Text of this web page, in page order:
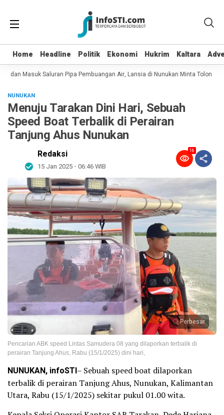
Home Headline Politik Ekonomi Hukrim Kaltara
Home Headline Politik Ekonomi Hukrim Kaltara
dan Masuk Saluran Pipa Pembuangan Air, Lansia di Nunukan Minta Tolong
NUNUKAN
Menuju Tarakan Dini Hari, Sebuah
Speed Boat Terbalik di Perairan
Tanjung Ahus Nunukan
Redaksi
15 Jan 2025 - 06:46 WIB
16
Perbesar
Pencarian ABK speed Lintas Samudera 08 yang dilaporkan terbalik di
perairan Tanjung Ahus, Rabu (15/1/2025) dini hari,
NUNUKAN, infoSTI– Sebuah speed boat dilaporkan
terbalik di perairan Tanjung Ahus, Nunukan, Kalimantan
Utara, Rabu (15/1/2025) sekitar pukul 01.00 wita.